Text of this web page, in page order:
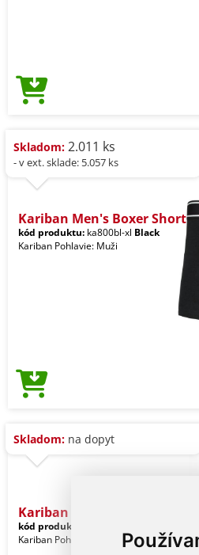
Skladom: 2.011 ks
- v ext. sklade: 5.057 ks
Kariban Men's Boxer Short
kód produktu: ka800bl-xl Black
Kariban Pohlavie: Muži
Skladom: na dopyt
Kariban Men's Short-sleev
kód produktu:
Kariban Pohlavie: Muži